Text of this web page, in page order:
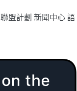
聯盟計劃 新聞中心語